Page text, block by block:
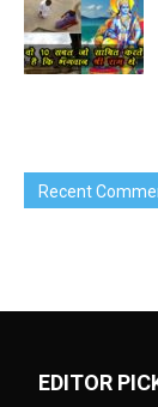
Recent
EDITOR